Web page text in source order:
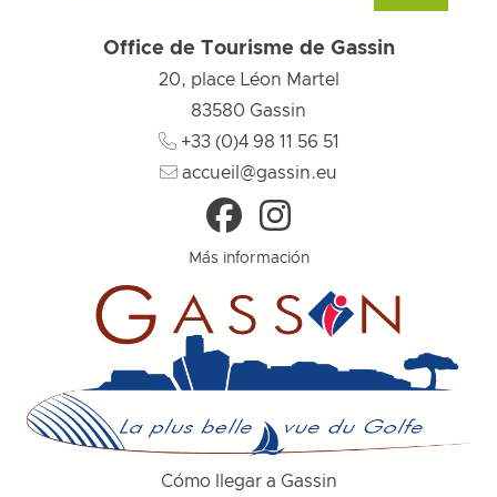
Office de Tourisme de Gassin
20, place Léon Martel
83580 Gassin
+33 (0)4 98 11 56 51
accueil@gassin.eu
Más información
Cómo llegar a Gassin